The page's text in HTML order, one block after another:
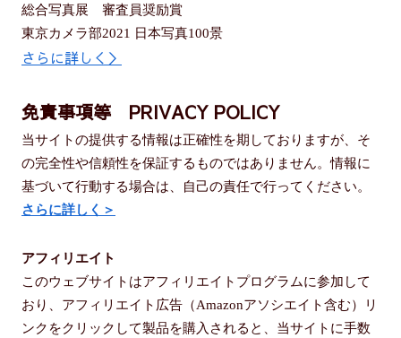
総合写真展 審査員奨励賞
東京カメラ部2021 日本写真100景
さらに詳しく＞
免責事項等 PRIVACY POLICY
当サイトの提供する情報は正確性を期しておりますが、そ
の完全性や信頼性を保証するものではありません。情報に
基づいて行動する場合は、自己の責任で行ってください。
さらに詳しく＞
アフィリエイト
このウェブサイトはアフィリエイトプログラムに参加して
おり、アフィリエイト広告（Amazonアソシエイト含む）リ
ンクをクリックして製品を購入されると、当サイトに手数